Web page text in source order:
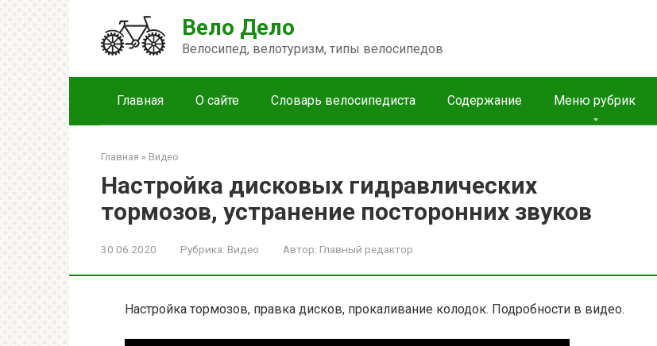
Вело Дело
Велосипед, велотуризм, типы велосипедов
Главная О сайте Словарь велосипедиста Содержание Меню рубрик
Главная » Видео
Настройка дисковых гидравлических
тормозов, устранение посторонних звуков
30.06.2020 Рубрика: Видео Автор: Главный редактор
Настройка тормозов, правка дисков, прокаливание колодок. Подробности в видео.